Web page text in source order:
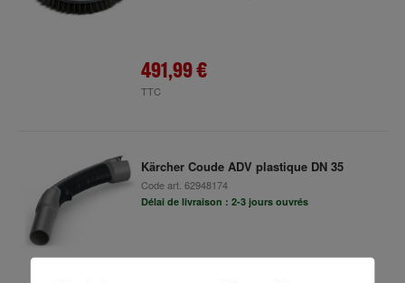
491,99 €
TTC
Kärcher Coude ADV plastique DN 35
Code art. 62948174
Délai de livraison : 2-3 jours ouvrés